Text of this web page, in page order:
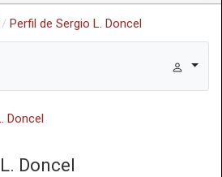
Perfil de Sergio L. Doncel
Doncel
Doncel